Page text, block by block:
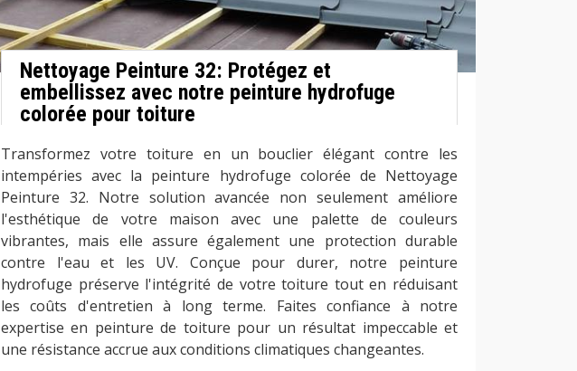
Nettoyage Peinture 32: Protégez et
embellissez avec notre peinture hydrofuge
colorée pour toiture
Transformez votre toiture en un bouclier élégant contre les
intempéries avec la peinture hydrofuge colorée de Nettoyage
Peinture 32. Notre solution avancée non seulement améliore
l'esthétique de votre maison avec une palette de couleurs
vibrantes, mais elle assure également une protection durable
contre l'eau et les UV. Conçue pour durer, notre peinture
hydrofuge préserve l'intégrité de votre toiture tout en réduisant
les coûts d'entretien à long terme. Faites confiance à notre
expertise en peinture de toiture pour un résultat impeccable et
une résistance accrue aux conditions climatiques changeantes.